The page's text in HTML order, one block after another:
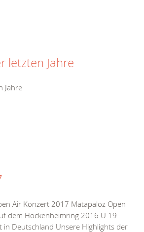
letzten Jahre
Jahre
Air Konzert 2017 Matapaloz Open
dem Hockenheimring 2016 U 19
in Deutschland Unsere Highlights der